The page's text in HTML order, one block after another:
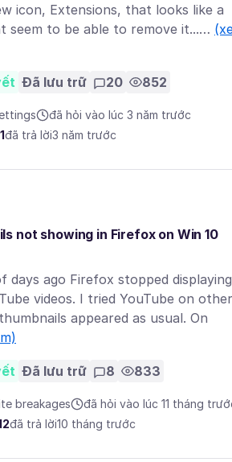
icon, Extensions, that looks like a
seem to be able to remove it...…
Đã lưu trữ 20 852
đã hỏi vào lúc 3 năm trước
đã trả lời3 năm trước
not showing in Firefox on Win 10
days ago Firefox stopped displaying
videos. I tried YouTube on other
appeared as usual. On
Đã lưu trữ 8 833
breakages
đã hỏi vào lúc 11 tháng
đã trả lời10 tháng trước